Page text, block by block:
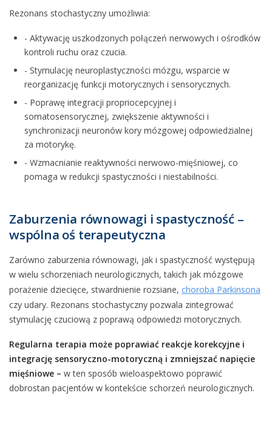
Rezonans stochastyczny umożliwia:
- Aktywację uszkodzonych połączeń nerwowych i ośrodków
kontroli ruchu oraz czucia.
- Stymulację neuroplastyczności mózgu, wsparcie w
reorganizację funkcji motorycznych i sensorycznych.
- Poprawę integracji propriocepcyjnej i
somatosensorycznej, zwiększenie aktywności i
synchronizacji neuronów kory mózgowej odpowiedzialnej
za motorykę.
- Wzmacnianie reaktywności nerwowo-mięśniowej, co
pomaga w redukcji spastyczności i niestabilności.
Zaburzenia równowagi i spastyczność –
wspólna oś terapeutyczna
Zarówno zaburzenia równowagi, jak i spastyczność występują
w wielu schorzeniach neurologicznych, takich jak mózgowe
porażenie dziecięce, stwardnienie rozsiane, choroba Parkinsona
czy udary. Rezonans stochastyczny pozwala zintegrować
stymulację czuciową z poprawą odpowiedzi motorycznych.
Regularna terapia może poprawiać reakcje korekcyjne i
integrację sensoryczno-motoryczną i zmniejszać napięcie
mięśniowe – w ten sposób wieloaspektowo poprawić
dobrostan pacjentów w kontekście schorzeń neurologicznych.